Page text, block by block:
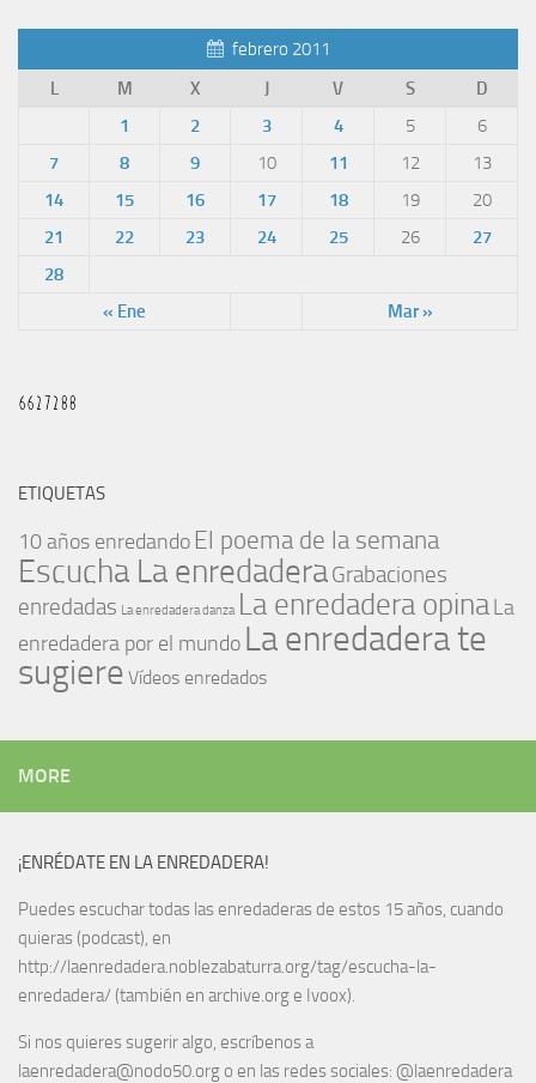
febrero 2011
L
M X J V S D
« Ene Mar »
1 2 3 4 5
6
7
8 9 10 11 12
13
14
15 16 17 18 19
20
21
22 23 24 25 26
27
28
ETIQUETAS
10 años enredando El poema de la semana
Escucha La enredaderaGrabaciones
enredadas La enredadera danza La enredadera opinaLa
enredadera por el mundo La enredadera te
sugiere Vídeos enredados
MORE
¡ENRÉDATE EN LA ENREDADERA!
Puedes escuchar todas las enredaderas de estos 15 años, cuando
quieras (podcast), en
http://laenredadera.noblezabaturra.org/tag/escucha-la-
enredadera/ (también en archive.org e Ivoox).
Si nos quieres sugerir algo, escríbenos a
laenredadera@nodo50.org o en las redes sociales: @laenredadera